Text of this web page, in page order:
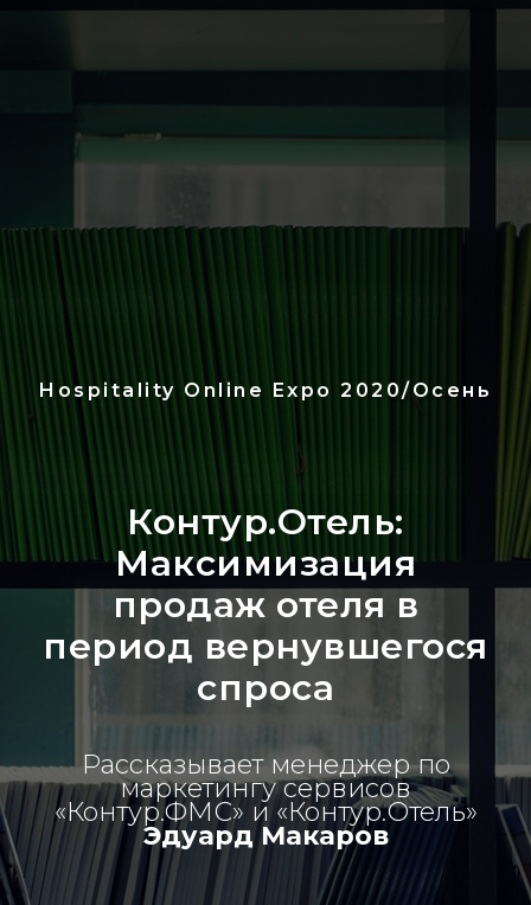
Hospitality Online Expo 2020/Осень
Контур.Отель:
Максимизация
продаж отеля в
период вернувшегося
спроса
Рассказывает менеджер по
маркетингу сервисов
«Контур.ФМС» и «Контур.Отель»
Эдуард Макаров